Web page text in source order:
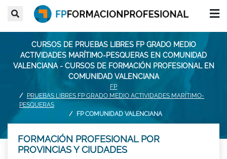
CURSOS DE PRUEBAS LIBRES FP GRADO MEDIO
ACTIVIDADES MARÍTIMO-PESQUERAS EN COMUNIDAD
VALENCIANA - CURSOS DE FORMACIÓN PROFESIONAL EN
COMUNIDAD VALENCIANA
FP
PRUEBAS LIBRES FP GRADO MEDIO ACTIVIDADES MARÍTIMO-
PESQUERAS
FP COMUNIDAD VALENCIANA
FORMACIÓN PROFESIONAL POR
PROVINCIAS Y CIUDADES